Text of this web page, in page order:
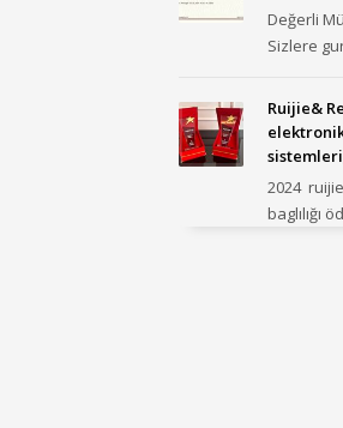
Değerli
Sizlere
Ruijie&
2024
baglılığı